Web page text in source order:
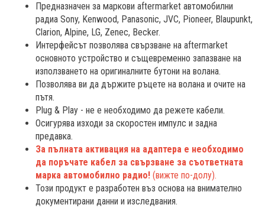
Предназначен за маркови aftermarket автомобилни
радиа Sony, Kenwood, Panasonic, JVC, Pioneer, Blaupunkt,
Clarion, Alpine, LG, Zenec, Becker.
Интерфейсът позволява свързване на aftermarket
основното устройство и същевременно запазване на
използването на оригиналните бутони на волана.
Позволява ви да държите ръцете на волана и очите на
пътя.
Plug & Play - не е необходимо да режете кабели.
Осигурява изходи за скоростен импулс и задна
предавка.
За пълната активация на адаптера е необходимо
да поръчате кабел за свързване за съответната
марка автомобилно радио! (вижте по-долу).
Този продукт е разработен въз основа на внимателно
документирани данни и изследвания.